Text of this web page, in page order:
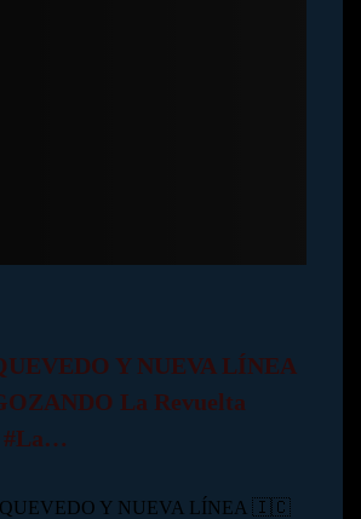
Y NUEVA LÍNEA
La Revuelta
#La…
QUEVEDO Y NUEVA LÍNEA 🇮🇨